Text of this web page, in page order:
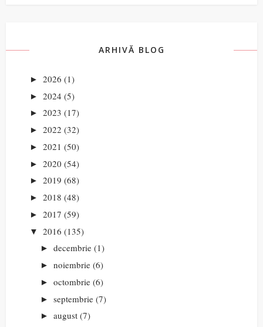
ARHIVĂ BLOG
► 2026 (1)
► 2024 (5)
► 2023 (17)
► 2022 (32)
► 2021 (50)
► 2020 (54)
► 2019 (68)
► 2018 (48)
► 2017 (59)
▼ 2016 (135)
► decembrie (1)
► noiembrie (6)
► octombrie (6)
► septembrie (7)
► august (7)